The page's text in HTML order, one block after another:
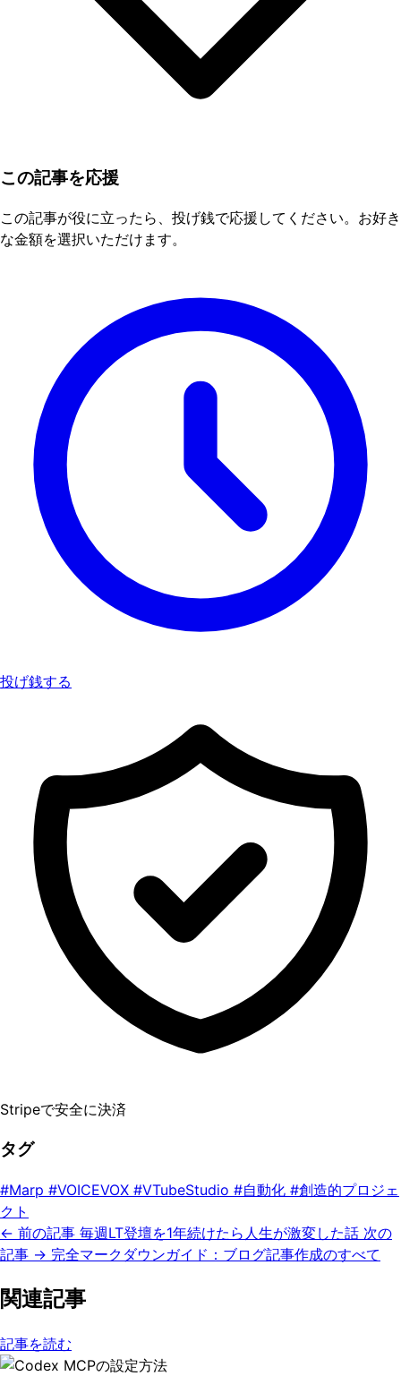
この記事を応援
この記事が役に立ったら、投げ銭で応援してください。お好き
な金額を選択いただけます。
投げ銭する
Stripeで安全に決済
タグ
#Marp #VOICEVOX #VTubeStudio #自動化 #創造的プロジェ
クト
← 前の記事 毎週LT登壇を1年続けたら人生が激変した話 次の
記事 → 完全マークダウンガイド：ブログ記事作成のすべて
関連記事
記事を読む